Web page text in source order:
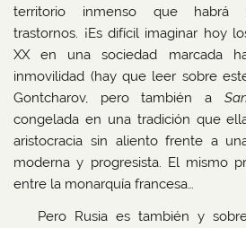
territorio inmenso que habrá
trastornos. ¡Es difícil imaginar hoy
XX en una sociedad marcada
inmovilidad (hay que leer sobre
Gontcharov, pero también a
congelada en una tradición que
aristocracia sin aliento frente a
moderna y progresista. El mismo
entre la monarquía francesa…
Pero Rusia es también y